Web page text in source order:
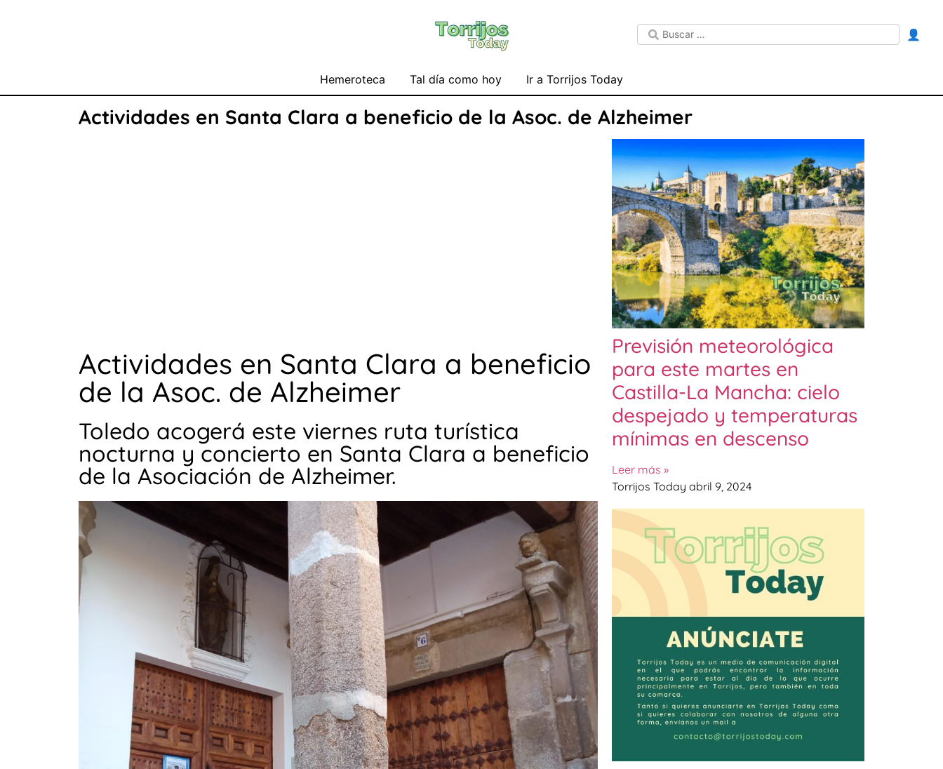
👤
Hemeroteca Tal día como hoy Ir a Torrijos Today
Actividades en Santa Clara a beneficio de la Asoc. de Alzheimer
Actividades en Santa Clara a beneficio
de la Asoc. de Alzheimer
Toledo acogerá este viernes ruta turística
nocturna y concierto en Santa Clara a beneficio
de la Asociación de Alzheimer.
Previsión meteorológica
para este martes en
Castilla-La Mancha: cielo
despejado y temperaturas
mínimas en descenso
Leer más »
Torrijos Today abril 9, 2024